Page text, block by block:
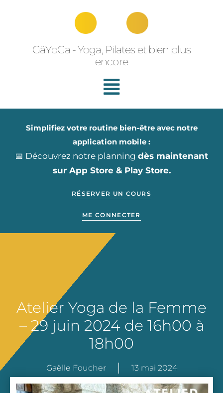
GäYoGa - Yoga, Pilates et bien plus
encore
Simplifiez votre routine bien-être avec notre
application mobile :
📅 Découvrez notre planning dès maintenant
sur App Store & Play Store.
RÉSERVER UN COURS
ME CONNECTER
Atelier Yoga de la Femme
– 29 juin 2024 de 16h00 à
18h00
Gaëlle Foucher 13 mai 2024